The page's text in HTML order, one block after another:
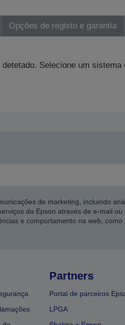
Opções de registo e garantia
Selecione um sistema
de marketing, incluindo
da Epson através de e-mail ou
e comportamento na web, como
Partners
Portal de parceiros
LPGA